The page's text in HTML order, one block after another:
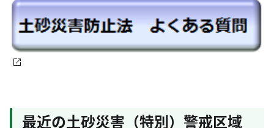
最近の土砂災害（特別）警戒区域